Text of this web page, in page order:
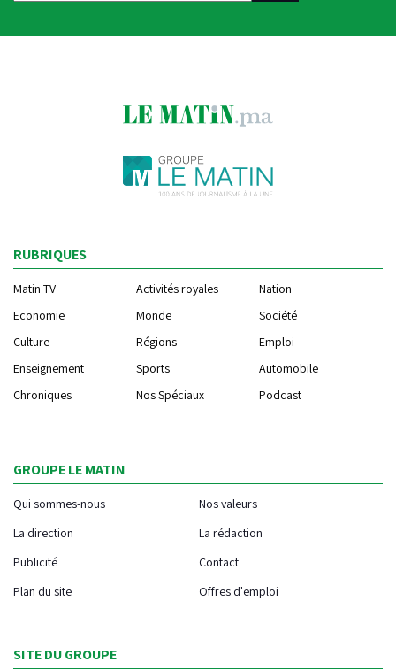
RUBRIQUES
Matin TV Activités royales
Nation
Economie
Monde
Société
Culture
Régions
Emploi
Enseignement
Sports
Automobile
Chroniques
Nos Spéciaux Podcast
GROUPE LE MATIN
Qui sommes-nous
Nos valeurs
La direction
La rédaction
Publicité
Contact
Plan du site
Offres d'emploi
SITE DU GROUPE